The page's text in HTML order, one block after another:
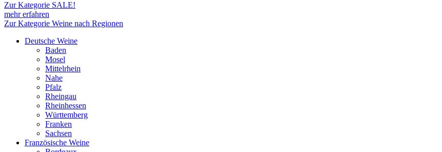
Zur Kategorie SALE!
mehr erfahren
Zur Kategorie Weine nach Regionen
Deutsche Weine
Baden
Mosel
Mittelrhein
Nahe
Pfalz
Rheingau
Rheinhessen
Württemberg
Franken
Sachsen
Französische Weine